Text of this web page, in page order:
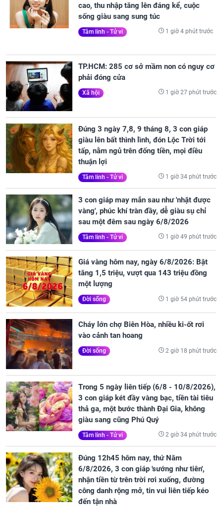
cao, thu nhập tăng lên đáng kể, cuộc
sống giàu sang sung túc
Tâm linh - Tử vi 1 giờ 4 phút trước
TP.HCM: 285 cơ sở mầm non có nguy cơ
phải đóng cửa
Xã hội 1 giờ 27 phút trước
Đúng 3 ngày 7,8, 9 tháng 8, 3 con giáp
giàu lên bất thình lình, đón Lộc Trời tới
tấp, nằm ngủ trên đống tiền, mọi điều
thuận lợi
Tâm linh - Tử vi 1 giờ 34 phút trước
3 con giáp may mắn sau như 'nhặt được
vàng', phúc khí tràn đầy, dễ giàu sụ chỉ
sau một đêm sau ngày 6/8/2026
Tâm linh - Tử vi 1 giờ 49 phút trước
Giá vàng hôm nay, ngày 6/8/2026: Bật
tăng 1,5 triệu, vượt qua 143 triệu đồng
một lượng
Đời sống 1 giờ 54 phút trước
Cháy lớn chợ Biên Hòa, nhiều ki-ốt rơi
vào cảnh tan hoang
Đời sống 2 giờ 18 phút trước
Trong 5 ngày liên tiếp (6/8 - 10/8/2026),
3 con giáp két đầy vàng bạc, tiền tài tiêu
thả ga, một bước thành Đại Gia, không
giàu sang cũng Phú Quý
Tâm linh - Tử vi 2 giờ 34 phút trước
Đúng 12h45 hôm nay, thứ Năm
6/8/2026, 3 con giáp 'sướng như tiên',
nhận tiền từ trên trời rơi xuống, đường
công danh rộng mở, tin vui liên tiếp kéo
đến tận nhà